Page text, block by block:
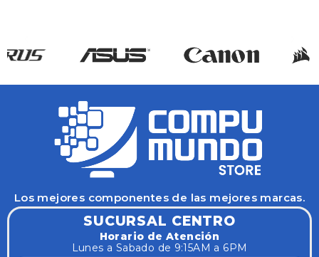
Los mejores componentes de las mejores marcas.
SUCURSAL CENTRO
Horario de Atención
Lunes a Sabado de 9:15AM a 6PM